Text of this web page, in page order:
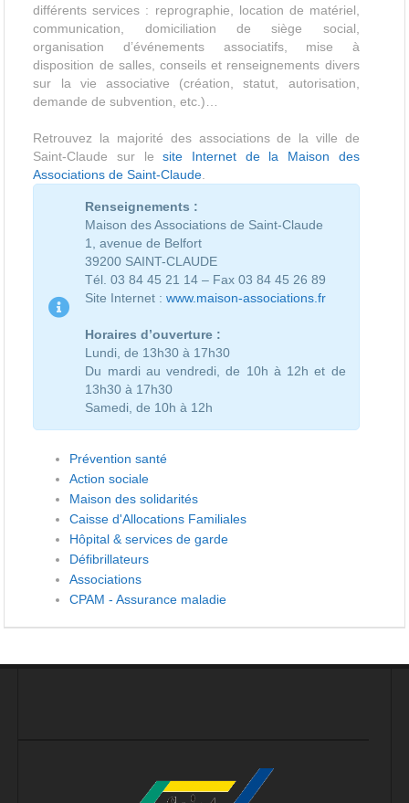
différents services : reprographie, location de matériel,
communication, domiciliation de siège social,
organisation d’événements associatifs, mise à
disposition de salles, conseils et renseignements divers
sur la vie associative (création, statut, autorisation,
demande de subvention, etc.)…
Retrouvez la majorité des associations de la ville de
Saint-Claude sur lesite Internet de la Maison des
Associations de Saint-Claude
Renseignements :
Maison des Associations de Saint-Claude
1, avenue de Belfort
39200 SAINT-CLAUDE
Tél. 03 84 45 21 14 – Fax 03 84 45 26 89
Site Internet :www.maison-associations.fr
Horaires d’ouverture :
Lundi, de 13h30 à 17h30
Du mardi au vendredi, de 10h à 12h et de
13h30 à 17h30
Samedi, de 10h à 12h
Prévention santé
Action sociale
Maison des solidarités
Caisse d'Allocations Familiales
Hôpital & services de garde
Défibrillateurs
Associations
CPAM - Assurance maladie